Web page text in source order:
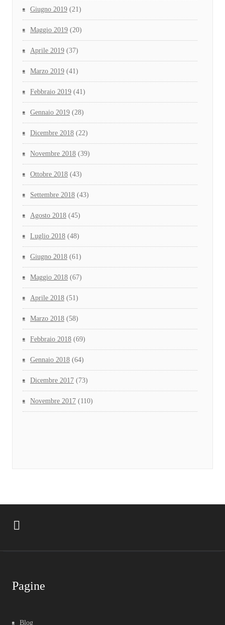
Giugno 2019 (21)
Maggio 2019 (20)
Aprile 2019 (37)
Marzo 2019 (41)
Febbraio 2019 (41)
Gennaio 2019 (28)
Dicembre 2018 (22)
Novembre 2018 (39)
Ottobre 2018 (43)
Settembre 2018 (43)
Agosto 2018 (45)
Luglio 2018 (48)
Giugno 2018 (61)
Maggio 2018 (67)
Aprile 2018 (51)
Marzo 2018 (58)
Febbraio 2018 (69)
Gennaio 2018 (64)
Dicembre 2017 (73)
Novembre 2017 (110)
Pagine
Blog